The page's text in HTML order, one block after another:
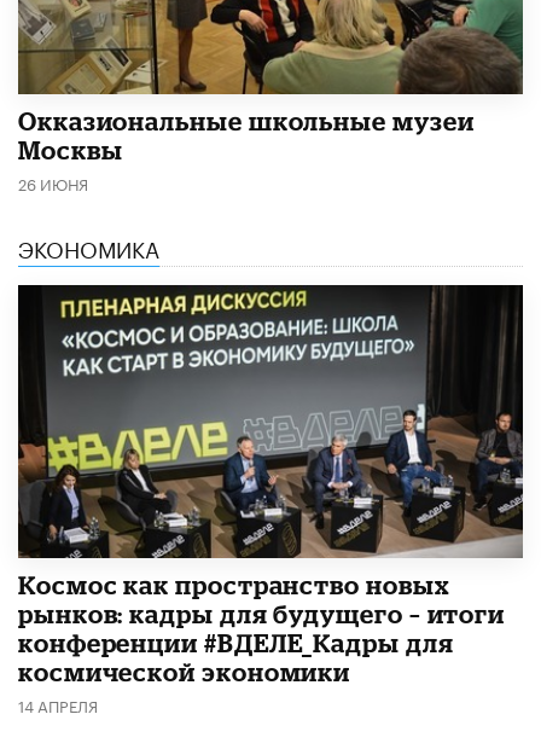
​Окказиональные школьные музеи
Москвы
26 ИЮНЯ
ЭКОНОМИКА
Космос как пространство новых
рынков: кадры для будущего – итоги
конференции #ВДЕЛЕ_Кадры для
космической экономики
14 АПРЕЛЯ